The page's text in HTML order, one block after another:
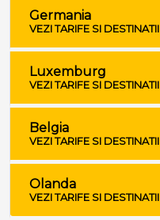
Germania
VEZI TARIFE SI DESTINATII
Luxemburg
VEZI TARIFE SI DESTINATII
Belgia
VEZI TARIFE SI DESTINATII
Olanda
VEZI TARIFE SI DESTINATII